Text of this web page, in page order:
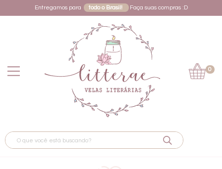
Entregamos para todo o Brasil! Faça suas compras :D
0